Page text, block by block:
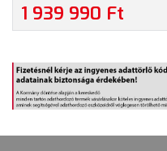
1 939 990 Ft